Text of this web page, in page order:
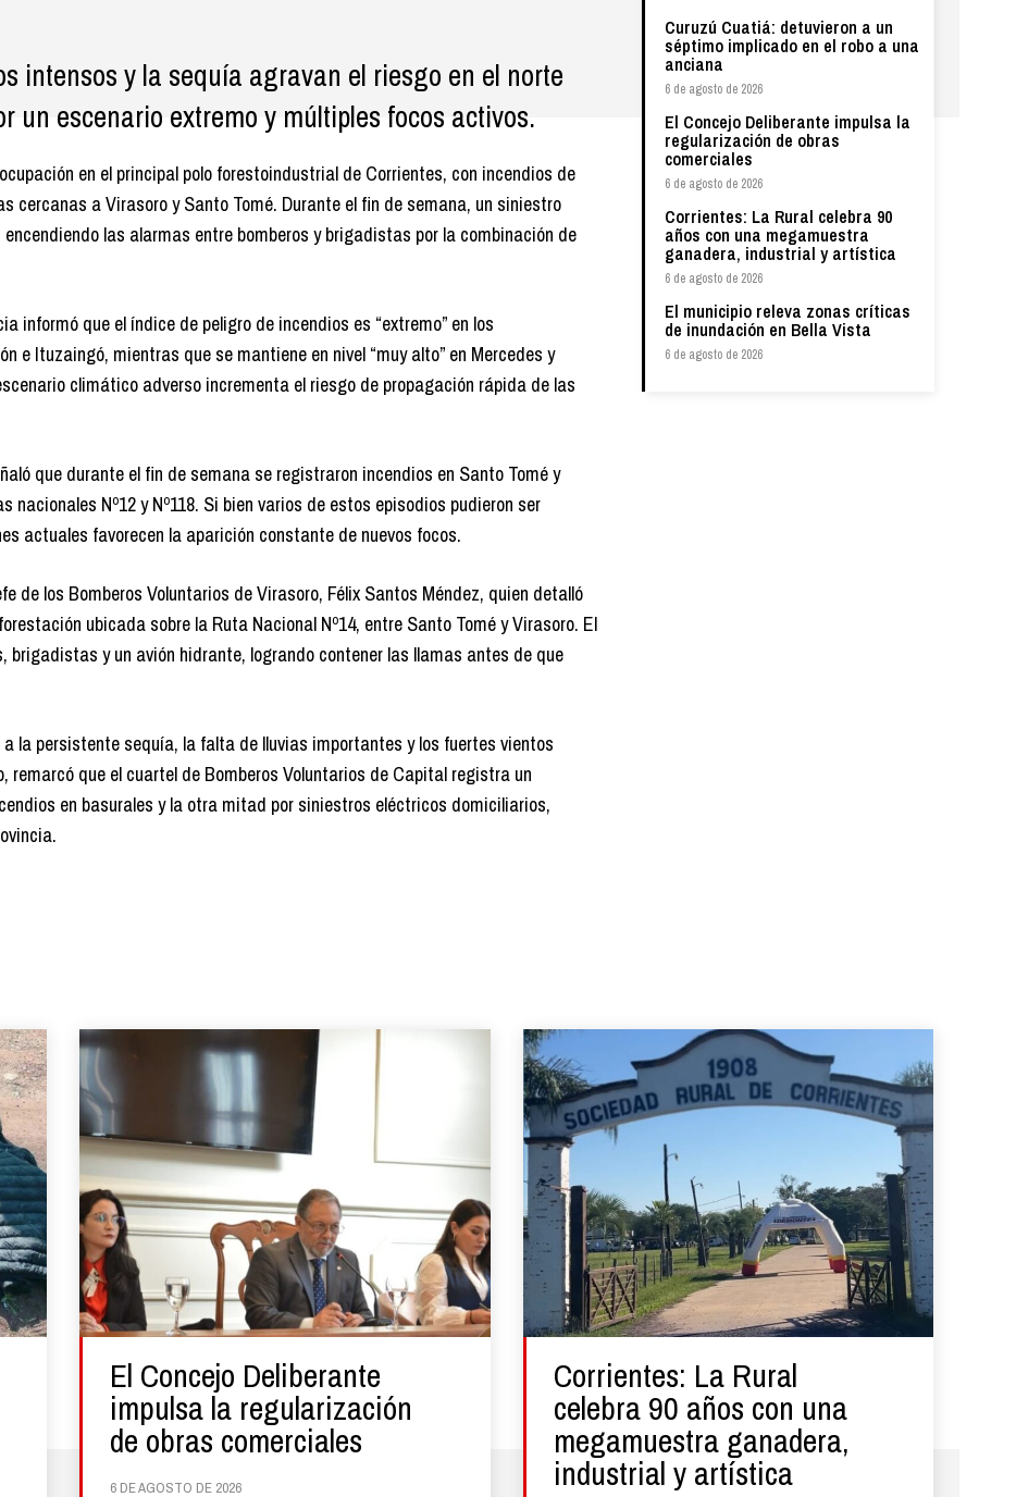
intensos y la sequía agravan el riesgo en el norte
un escenario extremo y múltiples focos activos.
en el principal polo forestoindustrial de Corrientes, con incendios de
cercanas a Virasoro y Santo Tomé. Durante el fin de semana, un siniestro
las alarmas entre bomberos y brigadistas por la combinación de
informó que el índice de peligro de incendios es “extremo” en los
e Ituzaingó, mientras que se mantiene en nivel “muy alto” en Mercedes y
climático adverso incrementa el riesgo de propagación rápida de las
que durante el fin de semana se registraron incendios en Santo Tomé y
Nº12 y Nº118. Si bien varios de estos episodios pudieron ser
actuales favorecen la aparición constante de nuevos focos.
de los Bomberos Voluntarios de Virasoro, Félix Santos Méndez, quien detalló
ubicada sobre la Ruta Nacional Nº14, entre Santo Tomé y Virasoro. El
brigadistas y un avión hidrante, logrando contener las llamas antes de que
la persistente sequía, la falta de lluvias importantes y los fuertes vientos
que el cuartel de Bomberos Voluntarios de Capital registra un
en basurales y la otra mitad por siniestros eléctricos domiciliarios,
Curuzú Cuatiá: detuvieron a un
séptimo implicado en el robo a una
anciana
6 de agosto de 2026
El Concejo Deliberante impulsa la
regularización de obras
comerciales
6 de agosto de 2026
Corrientes: La Rural celebra 90
años con una megamuestra
ganadera, industrial y artística
6 de agosto de 2026
El municipio releva zonas críticas
de inundación en Bella Vista
6 de agosto de 2026
El Concejo Deliberante
impulsa la regularización
de obras comerciales
6 DE AGOSTO DE 2026
Corrientes: La Rural
celebra 90 años con una
megamuestra ganadera,
industrial y artística